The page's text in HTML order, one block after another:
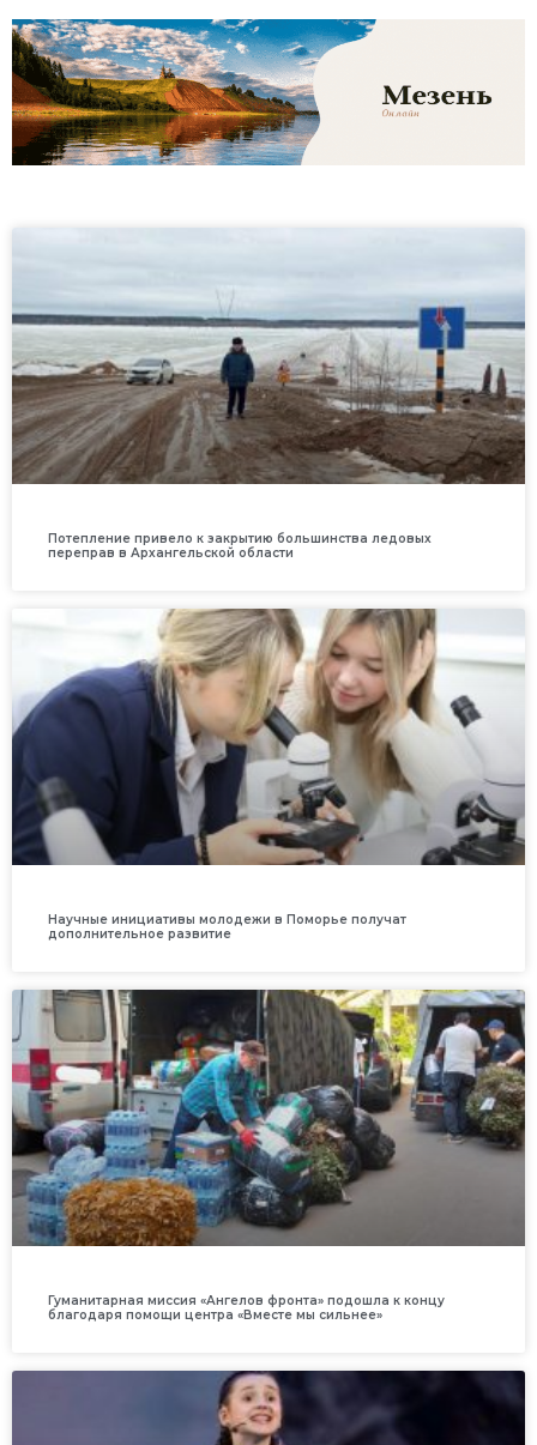
Потепление привело к закрытию большинства ледовых
переправ в Архангельской области
Научные инициативы молодежи в Поморье получат
дополнительное развитие
Гуманитарная миссия «Ангелов фронта» подошла к концу
благодаря помощи центра «Вместе мы сильнее»